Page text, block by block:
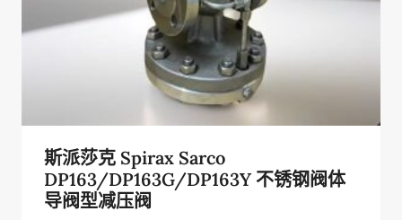
斯派莎克 Spirax Sarco
DP163/DP163G/DP163Y 不锈钢阀体
导阀型减压阀